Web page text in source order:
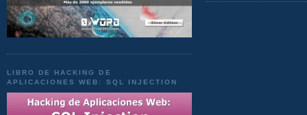
LIBRO DE HACKING DE
APLICACIONES WEB: SQL INJECTION